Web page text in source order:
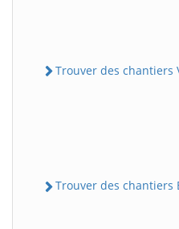
Trouver des chantiers
Trouver des chantiers